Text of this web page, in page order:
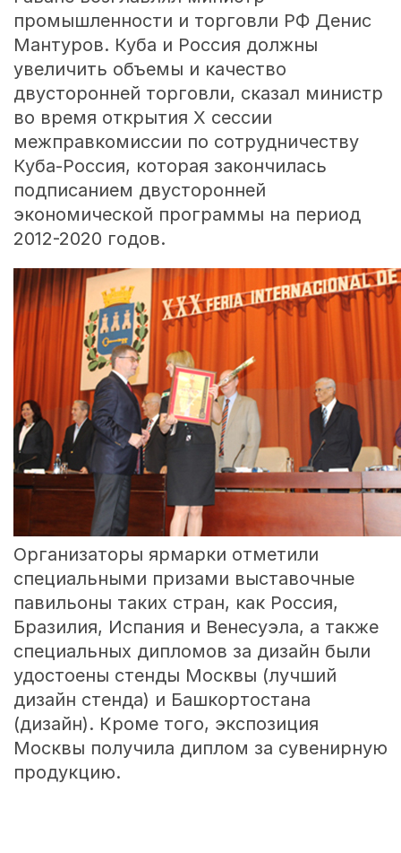
промышленности и торговли РФ Денис
Мантуров. Куба и Россия должны
увеличить объемы и качество
двусторонней торговли, сказал министр
во время открытия X сессии
межправкомиссии по сотрудничеству
Куба-Россия, которая закончилась
подписанием двусторонней
экономической программы на период
2012-2020 годов.
Организаторы ярмарки отметили
специальными призами выставочные
павильоны таких стран, как Россия,
Бразилия, Испания и Венесуэла, а также
специальных дипломов за дизайн были
удостоены стенды Москвы (лучший
дизайн стенда) и Башкортостана
(дизайн). Кроме того, экспозиция
Москвы получила диплом за сувенирную
продукцию.